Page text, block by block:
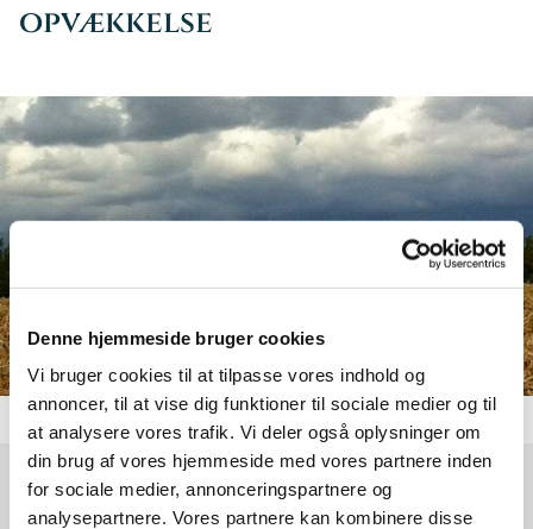
Denne hjemmeside bruger cookies
Vi bruger cookies til at tilpasse vores indhold og
annoncer, til at vise dig funktioner til sociale medier og til
at analysere vores trafik. Vi deler også oplysninger om
din brug af vores hjemmeside med vores partnere inden
for sociale medier, annonceringspartnere og
analysepartnere. Vores partnere kan kombinere disse
opvækkelse
Søndag 20. september 2026, kl. 09:00